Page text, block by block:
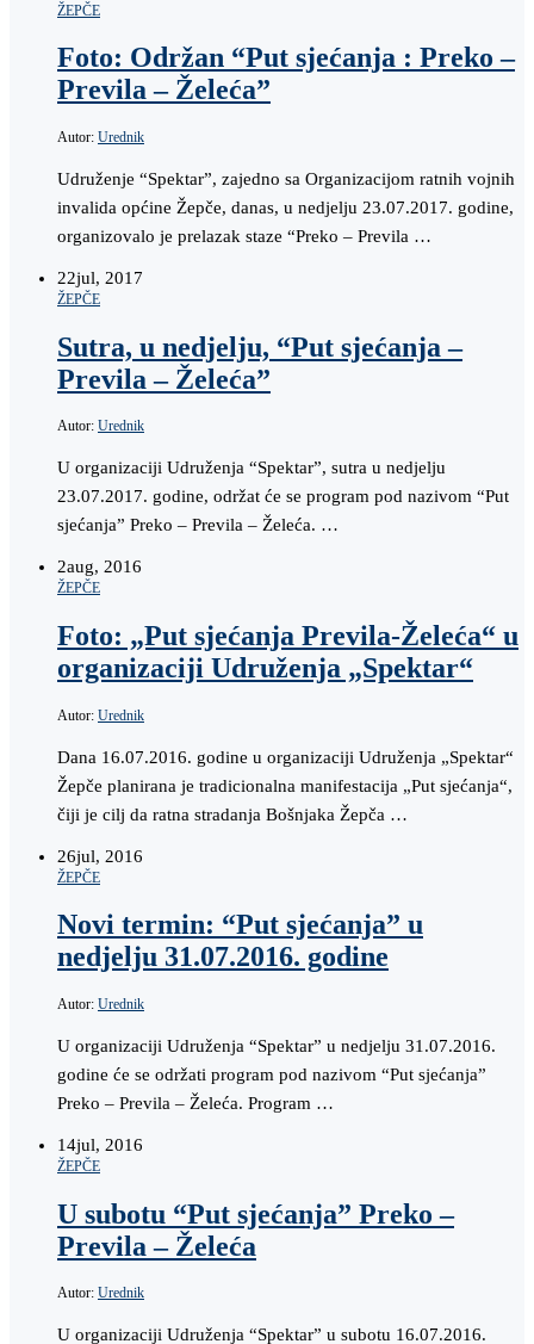
ŽEPČE
Foto: Održan “Put sjećanja : Preko –
Previla – Želeća”
Autor: Urednik
Udruženje “Spektar”, zajedno sa Organizacijom ratnih vojnih
invalida općine Žepče, danas, u nedjelju 23.07.2017. godine,
organizovalo je prelazak staze “Preko – Previla …
22jul, 2017
ŽEPČE
Sutra, u nedjelju, “Put sjećanja –
Previla – Želeća”
Autor: Urednik
U organizaciji Udruženja “Spektar”, sutra u nedjelju
23.07.2017. godine, održat će se program pod nazivom “Put
sjećanja” Preko – Previla – Želeća. …
2aug, 2016
ŽEPČE
Foto: „Put sjećanja Previla-Želeća“ u
organizaciji Udruženja „Spektar“
Autor: Urednik
Dana 16.07.2016. godine u organizaciji Udruženja „Spektar“
Žepče planirana je tradicionalna manifestacija „Put sjećanja“,
čiji je cilj da ratna stradanja Bošnjaka Žepča …
26jul, 2016
ŽEPČE
Novi termin: “Put sjećanja” u
nedjelju 31.07.2016. godine
Autor: Urednik
U organizaciji Udruženja “Spektar” u nedjelju 31.07.2016.
godine će se održati program pod nazivom “Put sjećanja”
Preko – Previla – Želeća. Program …
14jul, 2016
ŽEPČE
U subotu “Put sjećanja” Preko –
Previla – Želeća
Autor: Urednik
U organizaciji Udruženja “Spektar” u subotu 16.07.2016.